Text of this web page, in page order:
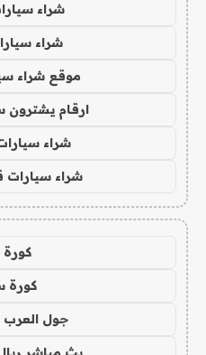
شراء
شراء
موقع شراء
ارقام يشترون
شراء
شراء سيارات
كورة 365
كورة
جول العرب goalarab